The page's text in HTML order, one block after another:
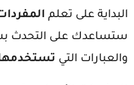
البداية على تعلم
ستساعدك على التحدث
والعبارات التي تستخدمها